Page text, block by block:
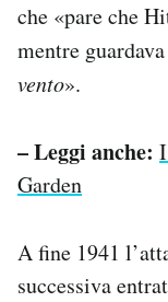
che «pare che
mentre
vento».
– Leggi anche:
Garden
A fine 1941
successiva